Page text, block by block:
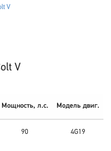
V
V
Мощность, л.с. Модель двиг.
90 4G19